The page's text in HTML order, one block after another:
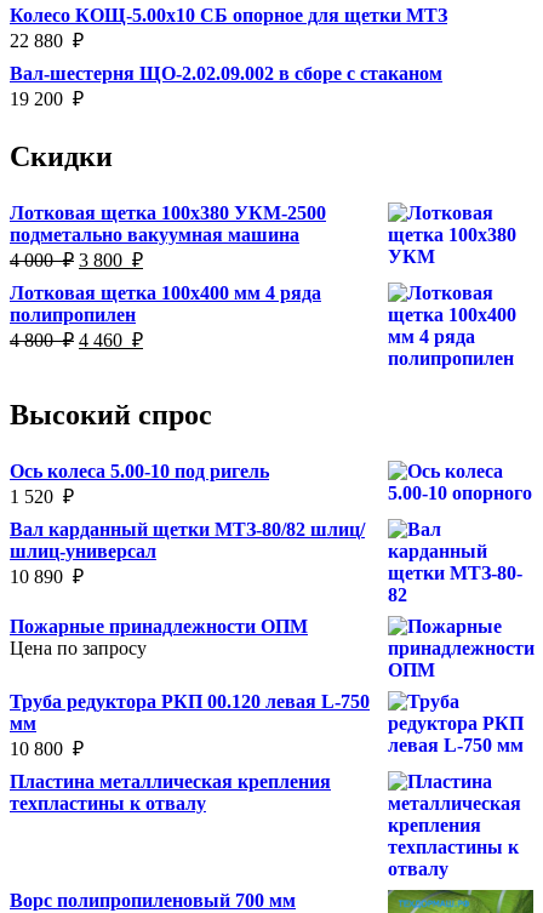
Колесо КОЩ-5.00х10 СБ опорное для щетки МТЗ
22 880 ₽
Вал-шестерня ЩО-2.02.09.002 в сборе с стаканом
19 200 ₽
Скидки
Лотковая щетка 100х380 УКМ-2500
подметально вакуумная машина
4 000₽ Первоначальная
составляла
4
000
3 800 ₽Текущая
3
₽.
Лотковая щетка 100х400 мм 4 ряда
полипропилен
4 800₽ Первоначальная
800
4 460 ₽Текущая
₽.
Высокий спрос
Ось колеса 5.00-10 под ригель
1 520 ₽
Вал карданный щетки МТЗ-80/82 шлиц/
шлиц-универсал
10 890 ₽
Пожарные принадлежности ОПМ
Цена по запросу
Труба редуктора РКП 00.120 левая L-750
мм
10 800 ₽
Пластина металлическая крепления
техпластины к отвалу
Ворс полипропиленовый 700 мм